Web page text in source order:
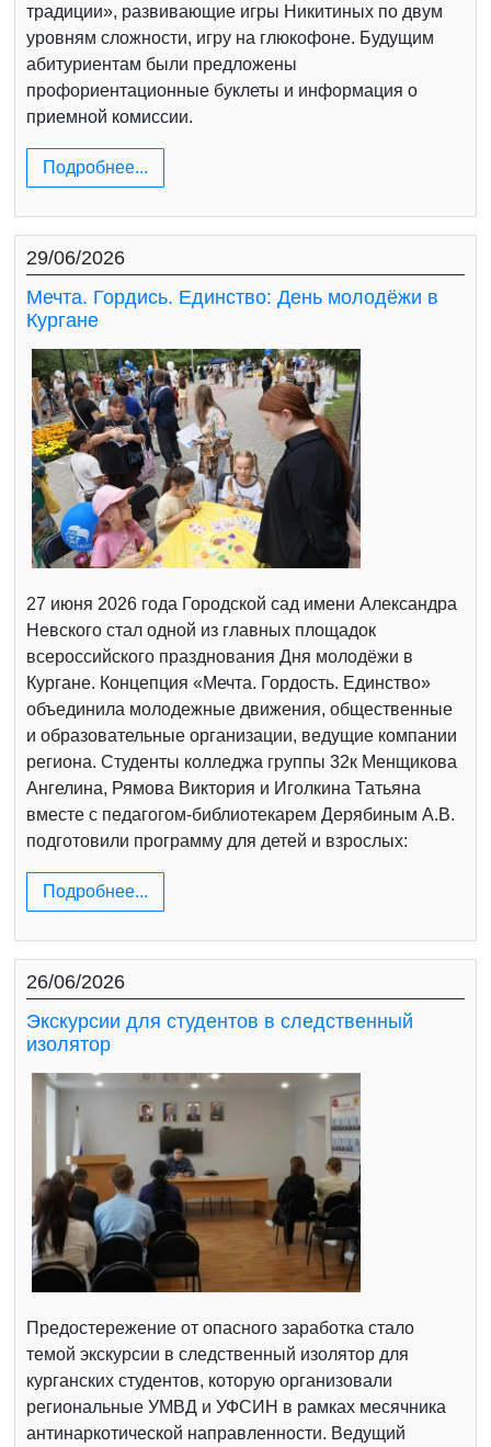
традиции», развивающие игры Никитиных по двум
уровням сложности, игру на глюкофоне. Будущим
абитуриентам были предложены
профориентационные буклеты и информация о
приемной комиссии.
Подробнее...
29/06/2026
Мечта. Гордись. Единство: День молодёжи в
Кургане
27 июня 2026 года Городской сад имени Александра
Невского стал одной из главных площадок
всероссийского празднования Дня молодёжи в
Кургане. Концепция «Мечта. Гордость. Единство»
объединила молодежные движения, общественные
и образовательные организации, ведущие компании
региона. Студенты колледжа группы 32к Менщикова
Ангелина, Рямова Виктория и Иголкина Татьяна
вместе с педагогом-библиотекарем Дерябиным А.В.
подготовили программу для детей и взрослых:
Подробнее...
26/06/2026
Экскурсии для студентов в следственный
изолятор
Предостережение от опасного заработка стало
темой экскурсии в следственный изолятор для
курганских студентов, которую организовали
региональные УМВД и УФСИН в рамках месячника
антинаркотической направленности. Ведущий